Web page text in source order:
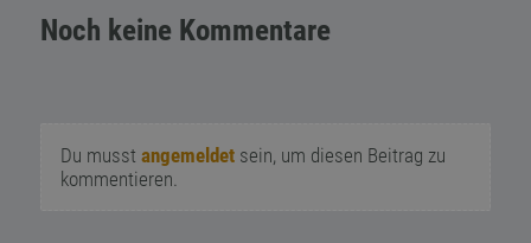
Noch keine Kommentare
Du musst angemeldetsein, um diesen Beitrag zu
kommentieren.